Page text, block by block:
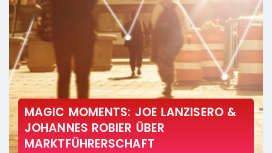
MAGIC MOMENTS: JOE LANZISERO &
JOHANNES ROBIER ÜBER
MARKTFÜHRERSCHAFT